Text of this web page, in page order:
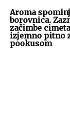
Aroma
borovnica.
začimbe
izjemno pitno
pookusom